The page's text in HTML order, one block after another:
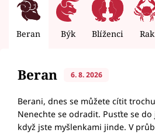
Beran Býk Blíženci Rak
Beran 6. 8. 2026
Berani, dnes se můžete cítit
Nenechte se odradit. Pusťte se
když jste myšlenkami jinde. V